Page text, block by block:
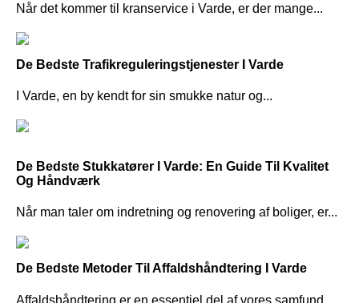
Når det kommer til kranservice i Varde, er der mange...
De Bedste Trafikreguleringstjenester I Varde
I Varde, en by kendt for sin smukke natur og...
De Bedste Stukkatører I Varde: En Guide Til Kvalitet
Og Håndværk
Når man taler om indretning og renovering af boliger, er...
De Bedste Metoder Til Affaldshåndtering I Varde
Affaldshåndtering er en essentiel del af vores samfund,